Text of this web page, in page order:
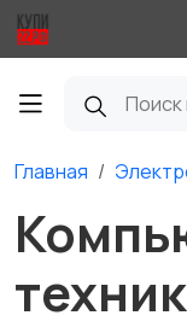
Главная